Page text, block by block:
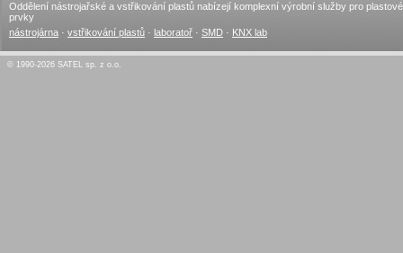
Oddělení nástrojařské a vstřikování plastů nabízejí komplexní výrobní služby pro plastové
prvky
nástrojárna · vstřikování plastů · laboratoř · SMD · KNX lab
© 1990-2026 SATEL sp. z o.o.